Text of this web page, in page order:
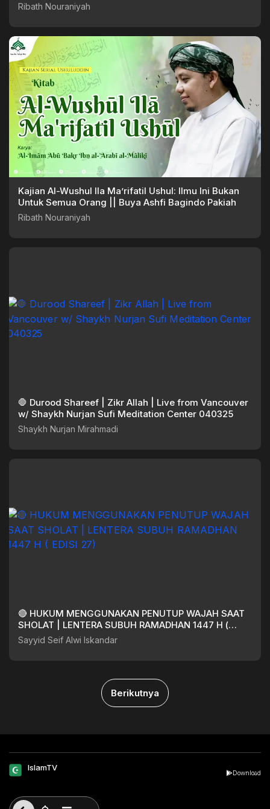
Ribath Nouraniyah
Kajian Al-Wushul Ila Ma’rifatil Ushul: Ilmu Ini Bukan
Untuk Semua Orang || Buya Ashfi Bagindo Pakiah
Ribath Nouraniyah
🛑 Durood Shareef | Zikr Allah | Live from Vancouver
w/ Shaykh Nurjan Sufi Meditation Center 040325
Shaykh Nurjan Mirahmadi
🔴 HUKUM MENGGUNAKAN PENUTUP WAJAH SAAT
SHOLAT | LENTERA SUBUH RAMADHAN 1447 H (
EDISI 27)
Sayyid Seif Alwi Iskandar
Berikutnya
IslamTV
Download